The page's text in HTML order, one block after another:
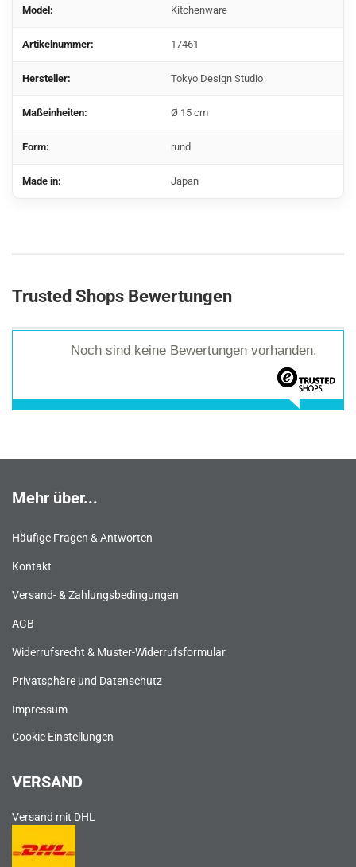
Model: Kitchenware
Artikelnummer: 17461
Hersteller: Tokyo Design Studio
Maßeinheiten: Ø 15 cm
Form: rund
Made in: Japan
Trusted Shops Bewertungen
Noch sind keine Bewertungen vorhanden.
Mehr über...
Häufige Fragen & Antworten
Kontakt
Versand- & Zahlungsbedingungen
AGB
Widerrufsrecht & Muster-Widerrufsformular
Privatsphäre und Datenschutz
Impressum
Cookie Einstellungen
VERSAND
Versand mit DHL